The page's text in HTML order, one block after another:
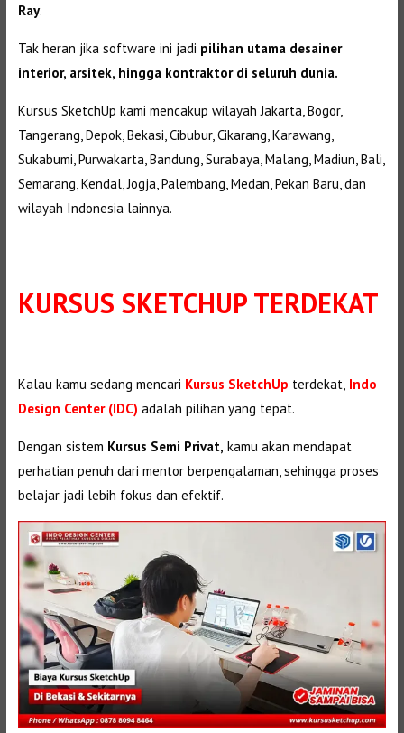
Ray.
Tak heran jika software ini jadi pilihan utama desainer
interior, arsitek, hingga kontraktor di seluruh dunia.
Kursus SketchUp kami mencakup wilayah Jakarta, Bogor,
Tangerang, Depok, Bekasi, Cibubur, Cikarang, Karawang,
Sukabumi, Purwakarta, Bandung, Surabaya, Malang, Madiun, Bali,
Semarang, Kendal, Jogja, Palembang, Medan, Pekan Baru, dan
wilayah Indonesia lainnya.
KURSUS SKETCHUP TERDEKAT
Kalau kamu sedang mencari Kursus SketchUp terdekat, Indo
Design Center (IDC) adalah pilihan yang tepat.
Dengan sistem Kursus Semi Privat, kamu akan mendapat
perhatian penuh dari mentor berpengalaman, sehingga proses
belajar jadi lebih fokus dan efektif.